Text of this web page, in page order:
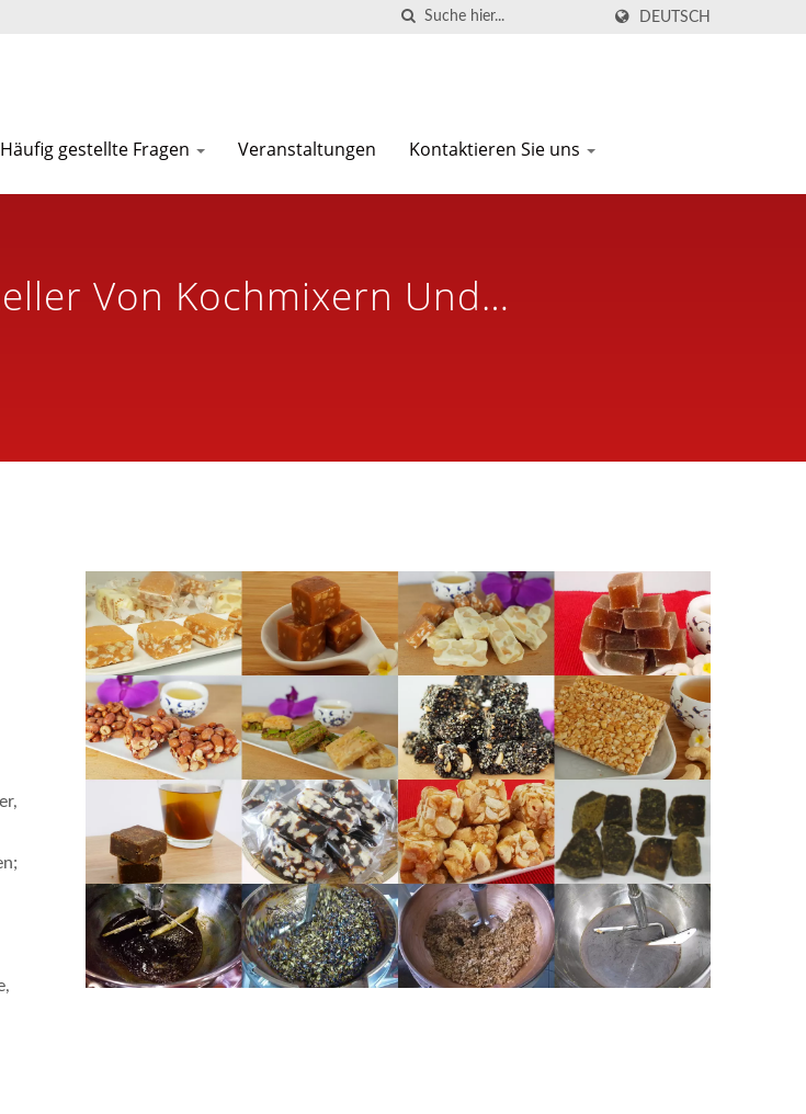
DEUTSCH
Häufig gestellte Fragen Veranstaltungen Kontaktieren Sie uns
Von Kochmixern Und
Seit Über 30 Jahren | Seven